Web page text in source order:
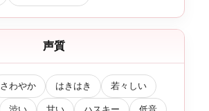
声質
さわやか はきはき 若々しい